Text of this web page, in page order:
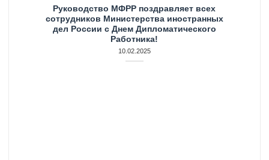
Руководство МФРР поздравляет всех
сотрудников Министерства иностранных
дел России с Днем Дипломатического
Работника!
10.02.2025